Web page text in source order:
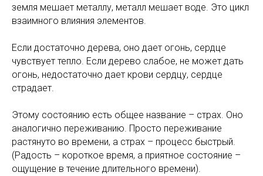
земля мешает металлу, металл мешает воде. Это цикл
взаимного влияния элементов.
Если достаточно дерева, оно дает огонь, сердце
чувствует тепло. Если дерево слабое, не может дать
огонь, недостаточно дает крови сердцу, сердце
страдает.
Этому состоянию есть общее название – страх. Оно
аналогично переживанию. Просто переживание
растянуто во времени, а страх – процесс быстрый.
(Радость – короткое время, а приятное состояние –
ощущение в течение длительного времени).